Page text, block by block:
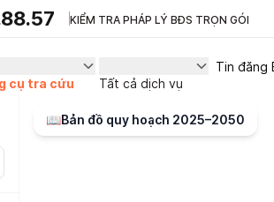
KIỂM TRA PHÁP LÝ BĐS TRỌN GÓI
cụ tra cứu
Tất cả dịch vụ
Tin đăng
📖Bản đồ quy hoạch 2025–2050